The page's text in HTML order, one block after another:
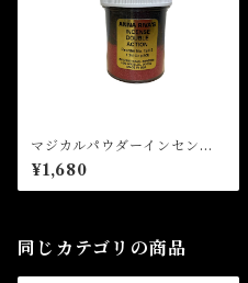
マジカルパウダーインセン
ス ダブルアクション Magi
cal Powder Incense DOUB
LE ACTION
¥1,680
同じカテゴリの商品